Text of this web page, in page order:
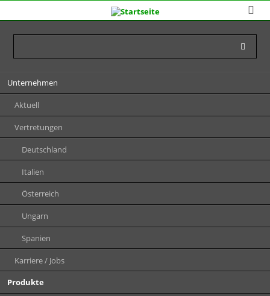
Navigation
überspringen
Unternehmen
Aktuell
Vertretungen
Deutschland
Italien
Österreich
Ungarn
Spanien
Karriere / Jobs
Produkte